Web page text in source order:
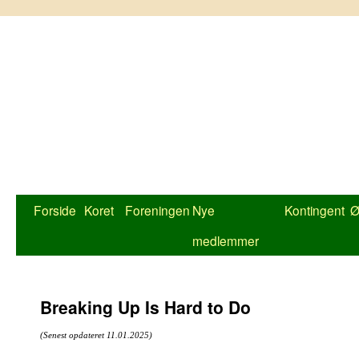
Forside Koret Foreningen Nye
medlemmer
Kontingent
Breaking Up Is Hard to Do
(Senest opdateret 11.01.2025)